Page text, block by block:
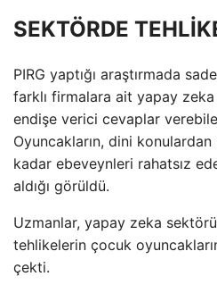
SEKTÖRDE
PIRG yaptığı araştırmada
farklı firmalara ait yapay
endişe verici cevaplar
Oyuncakların, dini
kadar ebeveynleri rahatsız
aldığı görüldü.
Uzmanlar, yapay zeka
tehlikelerin çocuk
çekti.